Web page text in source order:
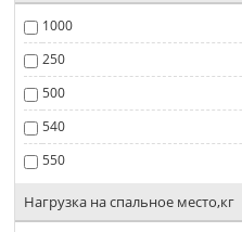
1000
250
500
540
550
Нагрузка на спальное место,кг